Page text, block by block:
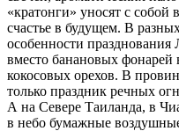
«кратонги» уносят с
счастье в будущем. В
особенности
вместо банановых
кокосовых орехов. В
только праздник речных
А на Севере Таиланда, в
в небо бумажные